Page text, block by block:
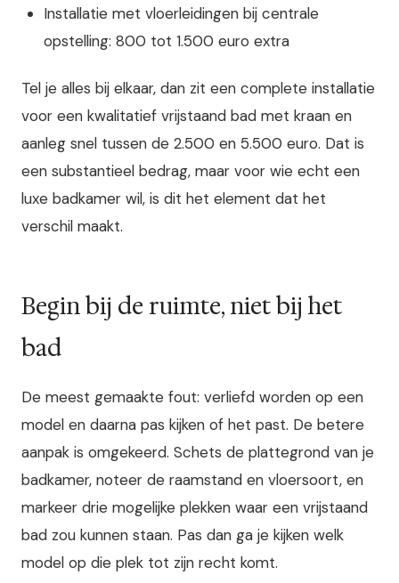
Installatie met vloerleidingen bij centrale
opstelling: 800 tot 1.500 euro extra
Tel je alles bij elkaar, dan zit een complete installatie
voor een kwalitatief vrijstaand bad met kraan en
aanleg snel tussen de 2.500 en 5.500 euro. Dat is
een substantieel bedrag, maar voor wie echt een
luxe badkamer wil, is dit het element dat het
verschil maakt.
Begin bij de ruimte, niet bij het
bad
De meest gemaakte fout: verliefd worden op een
model en daarna pas kijken of het past. De betere
aanpak is omgekeerd. Schets de plattegrond van je
badkamer, noteer de raamstand en vloersoort, en
markeer drie mogelijke plekken waar een vrijstaand
bad zou kunnen staan. Pas dan ga je kijken welk
model op die plek tot zijn recht komt.